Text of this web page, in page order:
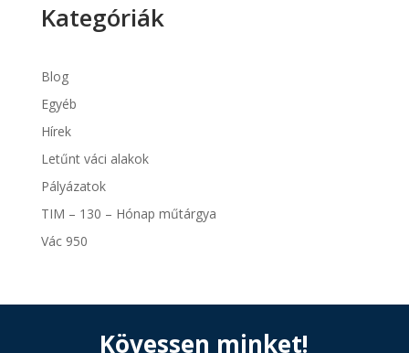
Kategóriák
Blog
Egyéb
Hírek
Letűnt váci alakok
Pályázatok
TIM – 130 – Hónap műtárgya
Vác 950
Kövessen minket!